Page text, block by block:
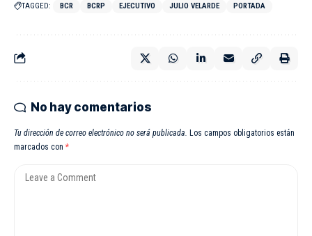
TAGGED: BCR BCRP EJECUTIVO JULIO VELARDE PORTADA
No hay comentarios
Tu dirección de correo electrónico no será publicada. Los campos obligatorios están
marcados con *